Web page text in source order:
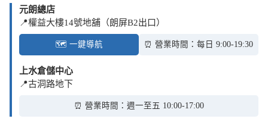
元朗總店
📍權益大樓14號地舖（朗屏B2出口）
🗺️ 一鍵導航 ⏰ 營業時間：每日 9:00-19:30
上水倉儲中心
📍古洞路地下
⏰ 營業時間：週一至五 10:00-17:00